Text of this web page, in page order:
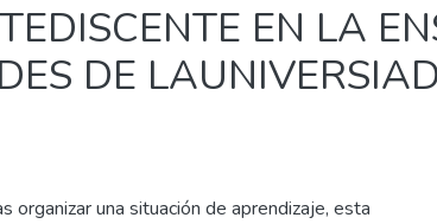
EN LA
DE
organizar una situación de aprendizaje, esta